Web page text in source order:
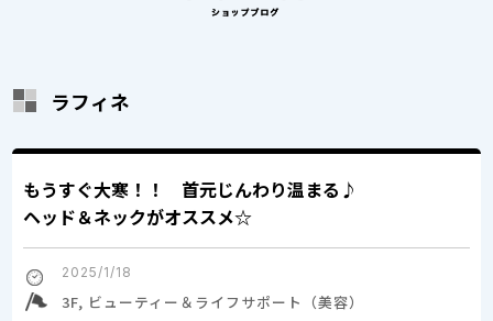
ラフィネ
もうすぐ大寒！！ 首元じんわり温まる♪
ヘッド＆ネックがオススメ☆
2025/1/18
3F, ビューティー＆ライフサポート（美容）